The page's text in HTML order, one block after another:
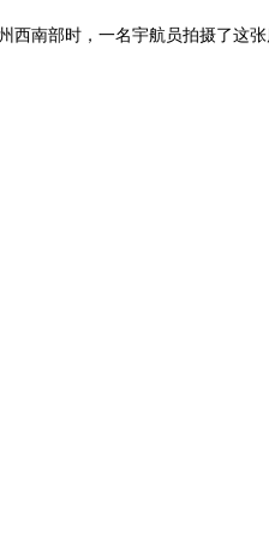
南部时，一名宇航员拍摄了这张